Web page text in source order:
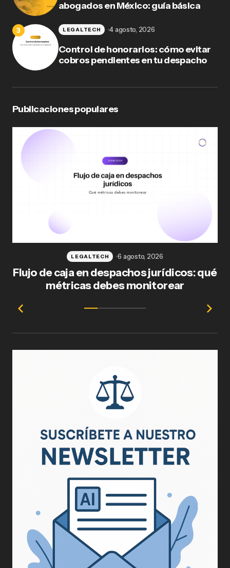
abogados en México: guía básica
Control de honorarios: cómo evitar
cobros pendientes en tu despacho
LEGALTECH 4 agosto, 2026
Publicaciones populares
Flujo de caja en despachos jurídicos: qué
métricas debes monitorear
LEGALTECH 6 agosto, 2026